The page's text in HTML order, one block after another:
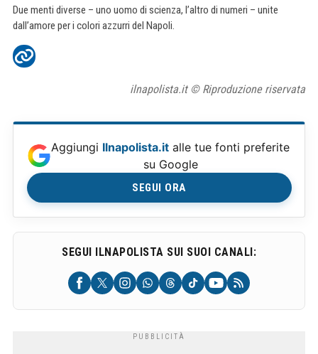
Due menti diverse – uno uomo di scienza, l’altro di numeri – unite
dall’amore per i colori azzurri del Napoli.
ilnapolista.it © Riproduzione riservata
Aggiungi Ilnapolista.it alle tue fonti preferite
su Google
SEGUI ORA
SEGUI ILNAPOLISTA SUI SUOI CANALI: